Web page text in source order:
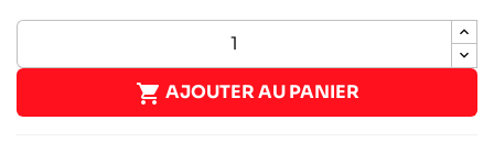
 AJOUTER AU PANIER